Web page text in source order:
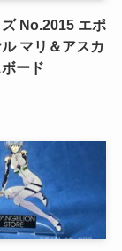
No.2015 エポ
マリ＆アスカ
ード